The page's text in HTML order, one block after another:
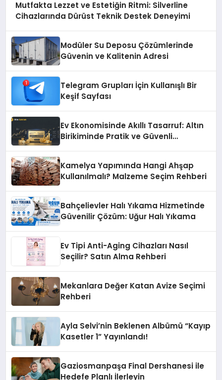
Mutfakta Lezzet ve Estetiğin Ritmi: Silverline
Cihazlarında Dürüst Teknik Destek Deneyimi
Modüler Su Deposu Çözümlerinde
Güvenin ve Kalitenin Adresi
Telegram Grupları İçin Kullanışlı Bir
Keşif Sayfası
Ev Ekonomisinde Akıllı Tasarruf: Altın
Birikiminde Pratik ve Güvenli
Kamelya Yapımında Hangi Ahşap
Kullanılmalı? Malzeme Seçim Rehberi
Bahçelievler Halı Yıkama Hizmetinde
Güvenilir Çözüm: Uğur Halı Yıkama
Ev Tipi Anti-Aging Cihazları Nasıl
Seçilir? Satın Alma Rehberi
Mekanlara Değer Katan Avize Seçimi
Rehberi
Ayla Selvi’nin Beklenen Albümü “Kayıp
Kasetler 1” Yayınlandı!
Gaziosmanpaşa Final Dershanesi ile
Hedefe Planlı İlerleyin